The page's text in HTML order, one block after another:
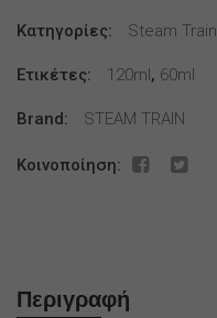
120ml
Κατηγορίες: Steam Train
Ετικέτες: 120ml, 60ml
Brand: STEAM TRAIN
Κοινοποίηση:
Περιγραφή